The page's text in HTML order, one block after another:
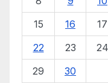
15
16 17
22
23 24
29
30